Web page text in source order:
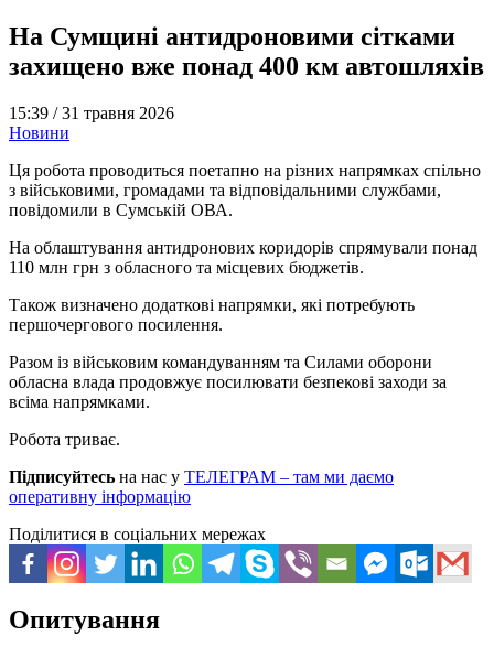
На Сумщині антидроновими сітками
захищено вже понад 400 км автошляхів
15:39 /31 травня 2026
Новини
Ця робота проводиться поетапно на різних напрямках спільно
з військовими, громадами та відповідальними службами,
повідомили в Сумській ОВА.
На облаштування антидронових коридорів спрямували понад
110 млн грн з обласного та місцевих бюджетів.
Також визначено додаткові напрямки, які потребують
першочергового посилення.
Разом із військовим командуванням та Силами оборони
обласна влада продовжує посилювати безпекові заходи за
всіма напрямками.
Робота триває.
Підписуйтесь на нас у ТЕЛЕГРАМ – там ми даємо
оперативну інформацію
Поділитися в соціальних мережах
Опитування